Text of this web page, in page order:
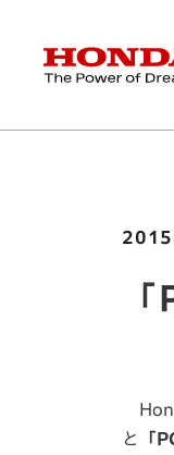
HONDA The
社長メッセージ
バイク
テク
ESGレポート IR資
ニュースルーム
Discover Honda
2015
と
「